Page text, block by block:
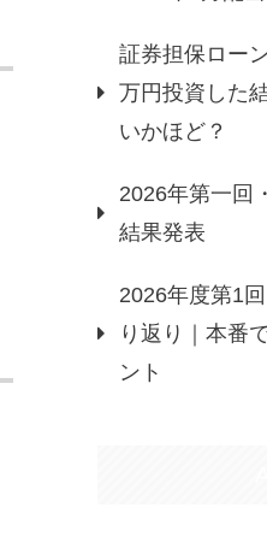
証券担保ロー
万円投資した
いかほど？
2026年第一回
結果発表
2026年度第1
り返り｜本番
ント